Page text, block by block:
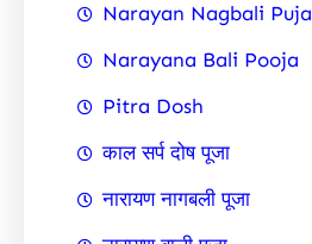
Narayan Nagbali Puja
Narayana Bali Pooja
Pitra Dosh
काल सर्प दोष पूजा
नारायण नागबली पूजा